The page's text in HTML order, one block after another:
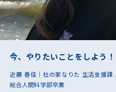
今、やりたいことをしよう！
近藤 春佳｜杜の家なりた 生活支援
総合人間科学部卒業